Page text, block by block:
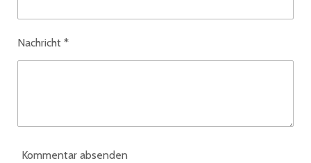
Nachricht *
Kommentar absenden